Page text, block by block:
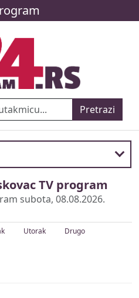
Pretrazi
TV program
subota, 08.08.2026.
Utorak Drugo